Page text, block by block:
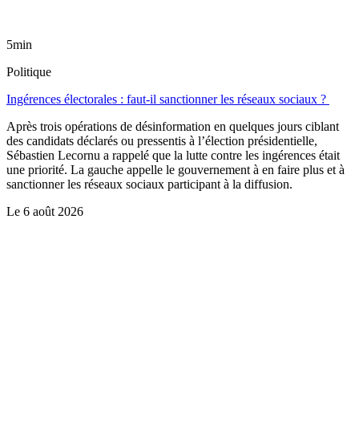
5min
Politique
Ingérences électorales : faut-il sanctionner les réseaux sociaux ?
Après trois opérations de désinformation en quelques jours ciblant
des candidats déclarés ou pressentis à l’élection présidentielle,
Sébastien Lecornu a rappelé que la lutte contre les ingérences était
une priorité. La gauche appelle le gouvernement à en faire plus et à
sanctionner les réseaux sociaux participant à la diffusion.
Le 6 août 2026